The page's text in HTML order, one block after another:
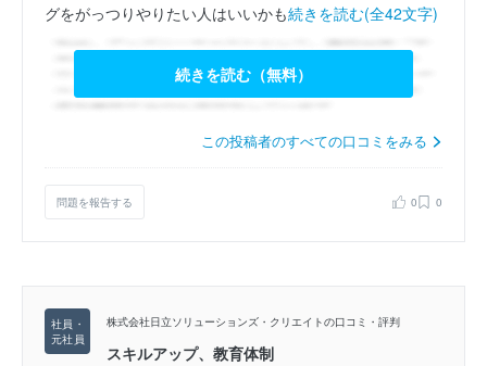
グをがっつりやりたい人はいいかも続きを読む(全42文字)
続きを読む（無料）
この投稿者のすべての口コミをみる
問題を報告する 0 0
株式会社日立ソリューションズ・クリエイトの口コミ・評判
スキルアップ、教育体制